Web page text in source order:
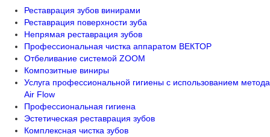
Реставрация зубов винирами
Реставрация поверхности зуба
Непрямая реставрация зубов
Профессиональная чистка аппаратом ВЕКТОР
Отбеливание системой ZOOM
Композитные виниры
Услуга профессиональной гигиены с использованием метода
Air Flow
Профессиональная гигиена
Эстетическая реставрация зубов
Комплексная чистка зубов